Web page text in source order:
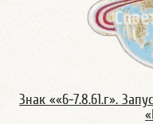
Знак ««6-7.8.61.г».